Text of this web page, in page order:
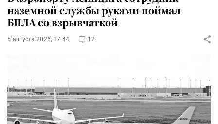
наземной службы руками поймал
БПЛА со взрывчаткой
5 августа 2026, 17:44 12